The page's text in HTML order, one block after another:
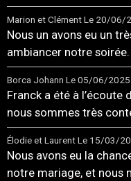
Marion et ClémentLe 20/06/
Nous un avons eu un
ambiancer notre
Borca Johann Le 05/06/2025
Franck a été à l’écoute
nous sommes très
Élodie et LaurentLe 15/03/
Nous avons eu la
notre mariage, et nous